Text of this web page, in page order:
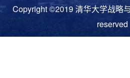
Copyright ©2019 清华大学战略
reserved